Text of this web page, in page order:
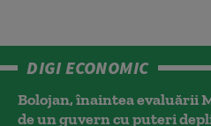
DIGI ECONOMIC
Bolojan, înaintea evaluării
de un guvern cu puteri